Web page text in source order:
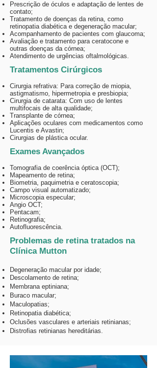
Prescrição de óculos e adaptação de lentes de
contato;
Tratamento de doenças da retina, como
retinopatia diabética e degeneração macular;
Acompanhamento de pacientes com glaucoma;
Avaliação e tratamento para ceratocone e
outras doenças da córnea;
Atendimento de urgências oftalmológicas.
Tratamentos Cirúrgicos
Cirurgia refrativa: Para correção de miopia,
astigmatismo, hipermetropia e presbiopia;
Cirurgia de catarata: Com uso de lentes
multifocais de alta qualidade;
Transplante de córnea;
Aplicações oculares com medicamentos como
Lucentis e Avastin;
Cirurgias de plástica ocular.
Exames Avançados
Tomografia de coerência óptica (OCT);
Mapeamento de retina;
Biometria, paquimetria e ceratoscopia;
Campo visual automatizado;
Microscopia especular;
Angio OCT;
Pentacam;
Retinografia;
Autofluorescência.
Problemas de retina tratados na
Clínica Mutton
Degeneração macular por idade;
Descolamento de retina;
Membrana eptiniana;
Buraco macular;
Maculopatias;
Retinopatia diabética;
Oclusões vasculares e arteriais retinianas;
Distrofias retinianas hereditárias.